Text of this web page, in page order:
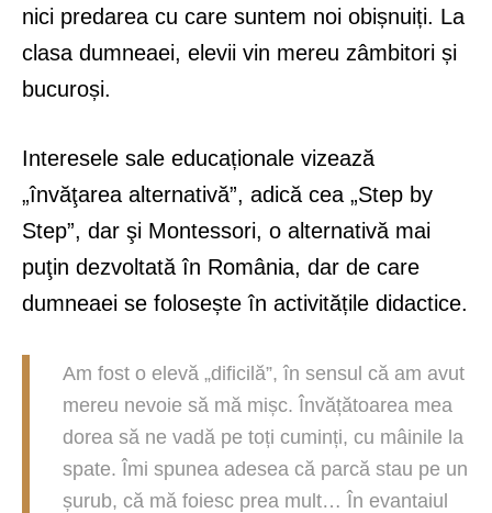
nici predarea cu care suntem noi obișnuiți. La
clasa dumneaei, elevii vin mereu zâmbitori și
bucuroși.
Interesele sale educaționale vizează
„învăţarea alternativă”, adică cea „Step by
Step”, dar şi Montessori, o alternativă mai
puţin dezvoltată în România, dar de care
dumneaei se folosește în activitățile didactice.
Am fost o elevă „dificilă”, în sensul că am avut
mereu nevoie să mă mișc. Învățătoarea mea
dorea să ne vadă pe toți cuminți, cu mâinile la
spate. Îmi spunea adesea că parcă stau pe un
șurub, că mă foiesc prea mult… În evantaiul